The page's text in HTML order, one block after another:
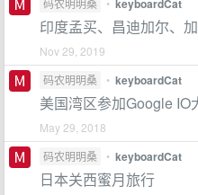
码农明明桑
• keyboardCat
印度孟买、昌迪加尔、
Nov 29, 2019
码农明明桑
• keyboardCat
美国湾区参加Google IO
May 29, 2018
码农明明桑
• keyboardCat
日本关西蜜月旅行